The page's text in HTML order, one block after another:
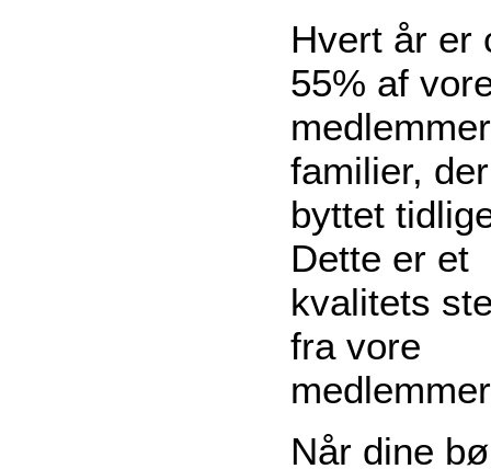
Hvert år er
55% af
medlemmer
familier,
byttet
Dette er et
kvalitets
fra vore
Når dine